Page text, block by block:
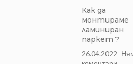
Как да
монтираме
ламиниран
паркет ?
26.04.2022